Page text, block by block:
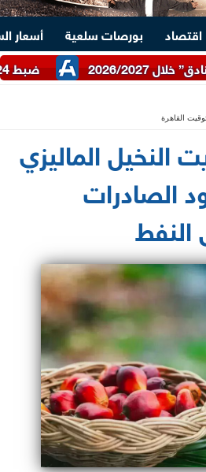
اقتصاد بورصات سلعية
أسعار
ضبط 24 طن دقيق أبيض وبلدي مدعم عبر شرطة التموين
القاهرة
النخيل الماليزي
الصادرات